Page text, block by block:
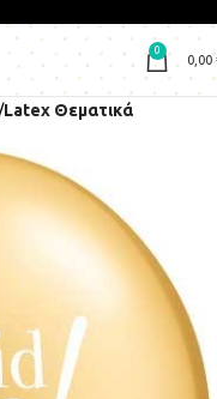
0
0,00
Latex Θεματικά